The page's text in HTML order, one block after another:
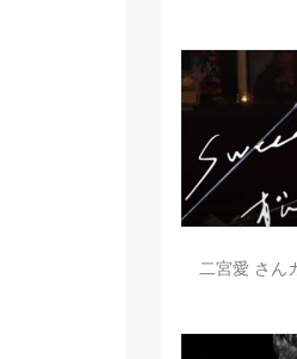
二宮愛 さん